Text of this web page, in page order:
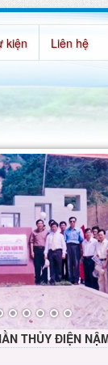
kiện Liên hệ
THỦY ĐIỆN